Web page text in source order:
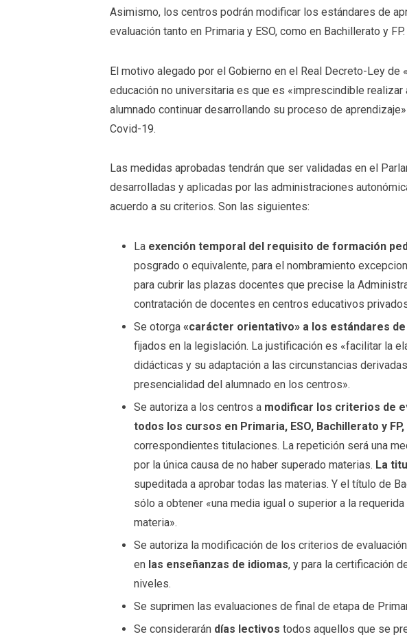
Asimismo, los centros podrán modificar los estándares de
evaluación tanto en Primaria y ESO, como en Bachillerato y FP.
El motivo alegado por el Gobierno en el Real Decreto-Ley de
educación no universitaria es que es «imprescindible
alumnado continuar desarrollando su proceso de
Covid-19.
Las medidas aprobadas tendrán que ser validadas en el
desarrolladas y aplicadas por las administraciones
acuerdo a su criterios. Son las siguientes:
La exención temporal del requisito de formación
posgrado o equivalente, para el nombramiento
para cubrir las plazas docentes que precise la
contratación de docentes en centros educativos
Se otorga«carácter orientativo» a los estándares
fijados en la legislación. La justificación es «facilitar la
didácticas y su adaptación a las circunstancias
presencialidad del alumnado en los centros».
Se autoriza a los centros a modificar los criterios de
todos los cursos en Primaria, ESO, Bachillerato y FP,
correspondientes titulaciones. La repetición será una
por la única causa de no haber superado materias. La
supeditada a aprobar todas las materias. Y el título de
sólo a obtener «una media igual o superior a la
materia».
Se autoriza la modificación de los criterios de
en las enseñanzas de idiomas, y para la certificación
niveles.
Se suprimen las evaluaciones de final de etapa de
Se considerarán días lectivos todos aquellos que se